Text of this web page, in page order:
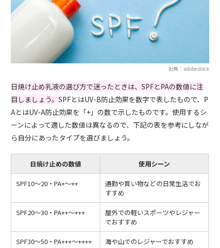
出典：adobestock
日焼け止め乳液の選び方で迷ったときは、SPFとPAの数値に注
目しましょう。SPFとはUV-B防止効果を数字で表したもので、P
AとはUV-A防止効果を「+」の数で示したものです。使用するシ
ーンによって適した数値は異なるので、下記の表を参考にしなが
ら自分にあったタイプを選びましょう。
日焼け止めの数値 使用シーン
SPF10～20・PA+～++
通勤や買い物などの日常生活でお
すすめ
SPF20～30・PA++～+++
屋外での軽いスポーツやレジャー
でおすすめ
SPF30～50・PA+++～++++ 海や山でのレジャーでおすすめ